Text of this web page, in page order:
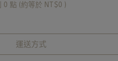
0 點 (約等於 NT$0 )
運送方式